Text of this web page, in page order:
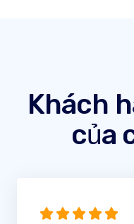
Khách
của